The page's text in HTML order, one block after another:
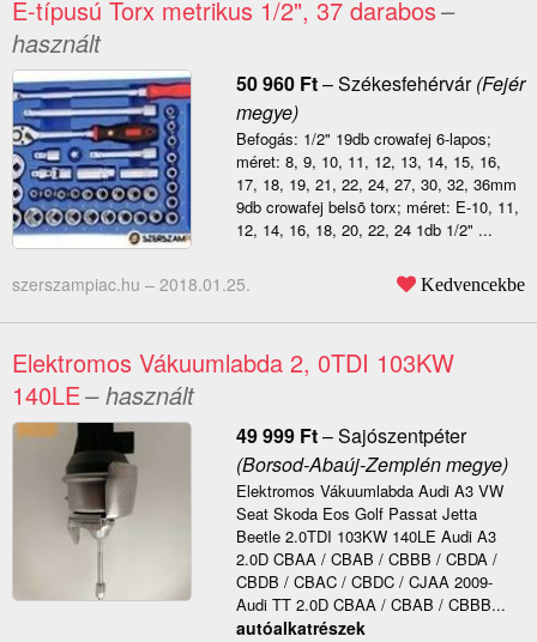
E-típusú Torx metrikus 1/2", 37 darabos–
használt
50 960 Ft–Székesfehérvár(Fejér
megye)
Befogás: 1/2" 19db crowafej 6-lapos;
méret: 8, 9, 10, 11, 12, 13, 14, 15, 16,
17, 18, 19, 21, 22, 24, 27, 30, 32, 36mm
9db crowafej belsõ torx; méret: E-10, 11,
12, 14, 16, 18, 20, 22, 24 1db 1/2" ...
szerszampiac.hu – 2018.01.25. Kedvencekbe
Elektromos Vákuumlabda 2, 0TDI 103KW
140LE– használt
49 999 Ft–Sajószentpéter
(Borsod-Abaúj-Zemplén megye)
Elektromos Vákuumlabda Audi A3 VW
Seat Skoda Eos Golf Passat Jetta
Beetle 2.0TDI 103KW 140LE Audi A3
2.0D CBAA / CBAB / CBBB / CBDA /
CBDB / CBAC / CBDC / CJAA 2009-
Audi TT 2.0D CBAA / CBAB / CBBB...
autóalkatrészek